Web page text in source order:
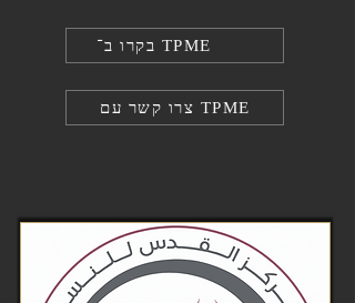
בקרו ב־ TPME
צרו קשר עם TPME